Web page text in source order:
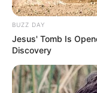
PLOT CERITA
BUZZ DAY
Jesus' Tomb Is
Discovery